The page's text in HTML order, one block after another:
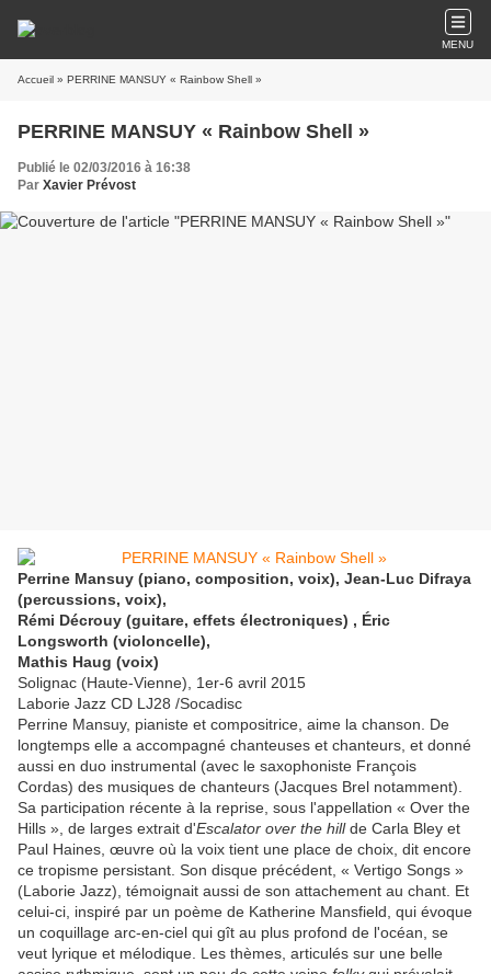
MENU
Accueil » PERRINE MANSUY « Rainbow Shell »
PERRINE MANSUY « Rainbow Shell »
Publié le 02/03/2016 à 16:38
Par Xavier Prévost
Perrine Mansuy (piano, composition, voix), Jean-Luc Difraya
(percussions, voix),
Rémi Décrouy (guitare, effets électroniques) , Éric
Longsworth (violoncelle),
Mathis Haug (voix)
Solignac (Haute-Vienne), 1er-6 avril 2015
Laborie Jazz CD LJ28 /Socadisc
Perrine Mansuy, pianiste et compositrice, aime la chanson. De
longtemps elle a accompagné chanteuses et chanteurs, et donné
aussi en duo instrumental (avec le saxophoniste François
Cordas) des musiques de chanteurs (Jacques Brel notamment).
Sa participation récente à la reprise, sous l'appellation « Over the
Hills », de larges extrait d'Escalator over the hillde Carla Bley et
Paul Haines, œuvre où la voix tient une place de choix, dit encore
ce tropisme persistant. Son disque précédent, « Vertigo Songs »
(Laborie Jazz), témoignait aussi de son attachement au chant. Et
celui-ci, inspiré par un poème de Katherine Mansfield, qui évoque
un coquillage arc-en-ciel qui gît au plus profond de l'océan, se
veut lyrique et mélodique. Les thèmes, articulés sur une belle